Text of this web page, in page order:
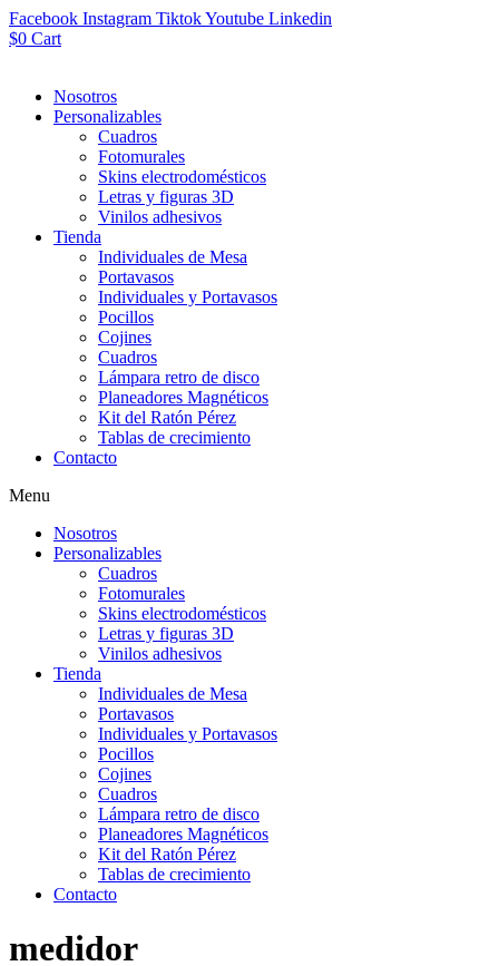
Facebook Instagram TiktokYoutube Linkedin
$0 Cart
Nosotros
Personalizables
Cuadros
Fotomurales
Skins electrodomésticos
Letras y figuras 3D
Vinilos adhesivos
Tienda
Individuales de Mesa
Portavasos
Individuales y Portavasos
Pocillos
Cojines
Cuadros
Lámpara retro de disco
Planeadores Magnéticos
Kit del Ratón Pérez
Tablas de crecimiento
Contacto
Menu
Nosotros
Personalizables
Cuadros
Fotomurales
Skins electrodomésticos
Letras y figuras 3D
Vinilos adhesivos
Tienda
Individuales de Mesa
Portavasos
Individuales y Portavasos
Pocillos
Cojines
Cuadros
Lámpara retro de disco
Planeadores Magnéticos
Kit del Ratón Pérez
Tablas de crecimiento
Contacto
medidor